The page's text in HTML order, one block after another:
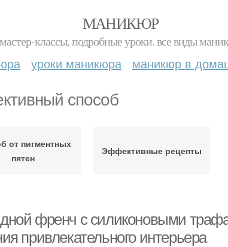
МАНИКЮР
классы, подробные уроки. все виды
уроки маникюра маникюр в
способ
от пигментных
пятен
Эффективные рецепты
френч с силиконовыми
привлекательного интерьера